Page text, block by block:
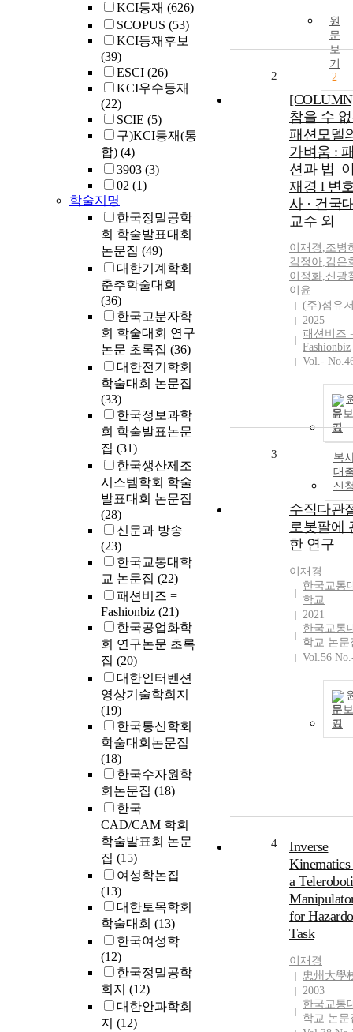
KCI등재 (626)
SCOPUS (53)
KCI등재후보
(39)
ESCI (26)
KCI우수등재
(22)
SCIE (5)
구)KCI등재(통
합) (4)
3903 (3)
02 (1)
학술지명
한국정밀공학
회 학술발표대회
논문집 (49)
대한기계학회
춘추학술대회
(36)
한국고분자학
회 학술대회 연구
논문 초록집 (36)
대한전기학회
학술대회 논문집
(33)
한국정보과학
회 학술발표논문
집 (31)
한국생산제조
시스템학회 학술
발표대회 논문집
(28)
신문과 방송
(23)
한국교통대학
교 논문집 (22)
패션비즈 =
Fashionbiz (21)
한국공업화학
회 연구논문 초록
집 (20)
대한인터벤션
영상기술학회지
(19)
한국통신학회
학술대회논문집
(18)
한국수자원학
회논문집 (18)
한국
CAD/CAM 학회
학술발표회 논문
집 (15)
여성학논집
(13)
대한토목학회
학술대회 (13)
한국여성학
(12)
한국정밀공학
회지 (12)
대한안과학회
지 (12)
원
문
보
기
2
2
참을 수
패션모델
가벼움 :
션과 법_
재경 l 변
사 · 건국
교수 외
이재경 ,조병
김정아,김은
이정화,신광
이윤
(주)섬유
2025
패션비즈
Fashionbiz
Vol.-
문보
기
복
대
신
3
수직다관
로봇팔에
한 연구
이재경
한국교통
학교
2021
한국교통
학교 논문
Vol.56
문보
기
4
Inverse
a
for
Task
이재경
忠州大學
2003
한국교통
학교 논문